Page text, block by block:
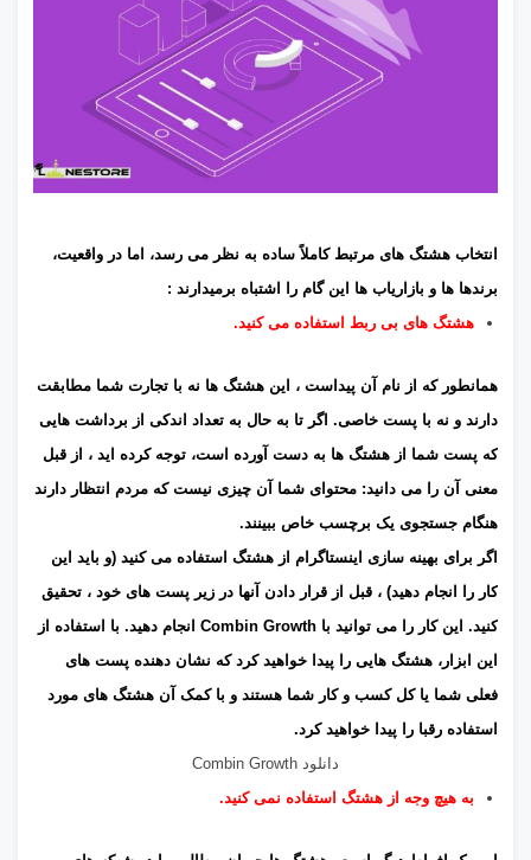
انتخاب هشتگ های مرتبط کاملاً ساده به نظر می رسد، اما در واقعیت،
برندها ها و بازاریاب ها این گام را اشتباه برمیدارند :
هشتگ های بی ربط استفاده می کنید.
همانطور که از نام آن پیداست ، این هشتگ ها نه با تجارت شما مطابقت
دارند و نه با پست خاصی. اگر تا به حال به تعداد اندکی از برداشت هایی
که پست شما از هشتگ ها به دست آورده است، توجه کرده اید ، از قبل
معنی آن را می دانید: محتوای شما آن چیزی نیست که مردم انتظار دارند
هنگام جستجوی یک برچسب خاص ببینند.
اگر برای بهینه سازی اینستاگرام از هشتگ استفاده می کنید (و باید این
کار را انجام دهید) ، قبل از قرار دادن آنها در زیر پست های خود ، تحقیق
کنید. این کار را می توانید با Combin Growth انجام دهید. با استفاده از
این ابزار، هشتگ هایی را پیدا خواهید کرد که نشان دهنده پست های
فعلی شما یا کل کسب و کار شما هستند و با کمک آن هشتگ های مورد
استفاده رقبا را پیدا خواهید کرد.
دانلود Combin Growth
به هیچ وجه از هشتگ استفاده نمی کنید.